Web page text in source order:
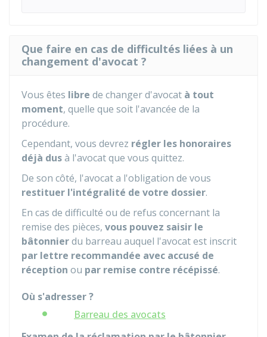
Que faire en cas de difficultés liées à un
changement d'avocat ?
Vous êtes libre de changer d'avocat à tout
moment, quelle que soit l'avancée de la
procédure.
Cependant, vous devrez régler les honoraires
déjà dusà l'avocat que vous quittez.
De son côté, l'avocat a l'obligation de vous
restituer l'intégralité de votre dossier.
En cas de difficulté ou de refus concernant la
remise des pièces, vous pouvez saisir le
bâtonnierdu barreau auquel l'avocat est inscrit
par lettre recommandée avec accusé de
réception ou par remise contre récépissé.
Où s'adresser ?
Barreau des avocats